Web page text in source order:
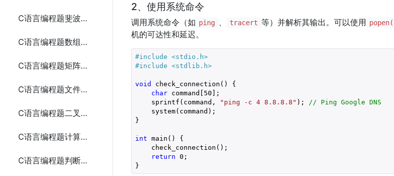
C语言编程题斐波那契数列
C语言编程题数组反转
C语言编程题矩阵加法
C语言编程题文件复制
C语言编程题二叉树遍历
C语言编程题计算最大公约数
C语言编程题判断回文字符串
2、使用系统命令
调用系统命令（如 ping 、 tracert 等）并解析其输出。可以使用
机的可达性和延迟。
#include <stdio.h>
#include <stdlib.h>
void check_connection() {
char command[ 50 ];
    sprintf(command,
"ping -c 4 8.8.8.8" );
// Ping Google DNS
    system(command);
}
int main() {
    check_connection();
return 0 ;
}